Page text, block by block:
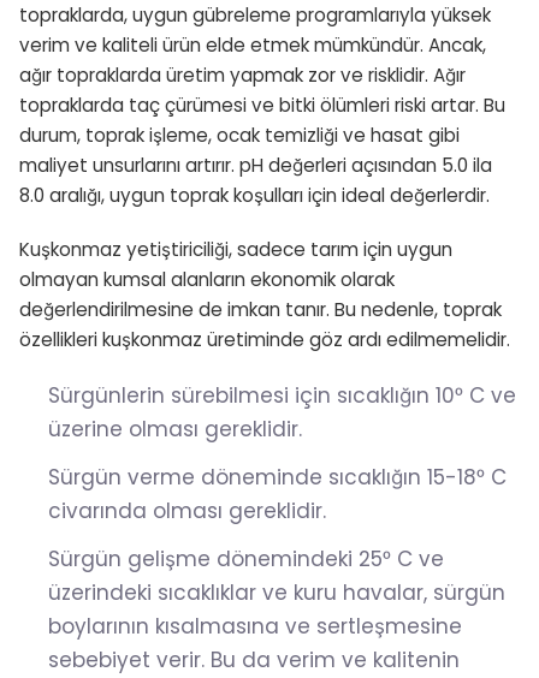
topraklarda, uygun gübreleme programlarıyla yüksek
verim ve kaliteli ürün elde etmek mümkündür. Ancak,
ağır topraklarda üretim yapmak zor ve risklidir. Ağır
topraklarda taç çürümesi ve bitki ölümleri riski artar. Bu
durum, toprak işleme, ocak temizliği ve hasat gibi
maliyet unsurlarını artırır. pH değerleri açısından 5.0 ila
8.0 aralığı, uygun toprak koşulları için ideal değerlerdir.
Kuşkonmaz yetiştiriciliği, sadece tarım için uygun
olmayan kumsal alanların ekonomik olarak
değerlendirilmesine de imkan tanır. Bu nedenle, toprak
özellikleri kuşkonmaz üretiminde göz ardı edilmemelidir.
Sürgünlerin sürebilmesi için sıcaklığın 10ᵒ C ve
üzerine olması gereklidir.
Sürgün verme döneminde sıcaklığın 15-18ᵒ C
civarında olması gereklidir.
Sürgün gelişme dönemindeki 25ᵒ C ve
üzerindeki sıcaklıklar ve kuru havalar, sürgün
boylarının kısalmasına ve sertleşmesine
sebebiyet verir. Bu da verim ve kalitenin